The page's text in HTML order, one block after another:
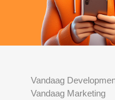
Vandaag
Vandaag Marketing